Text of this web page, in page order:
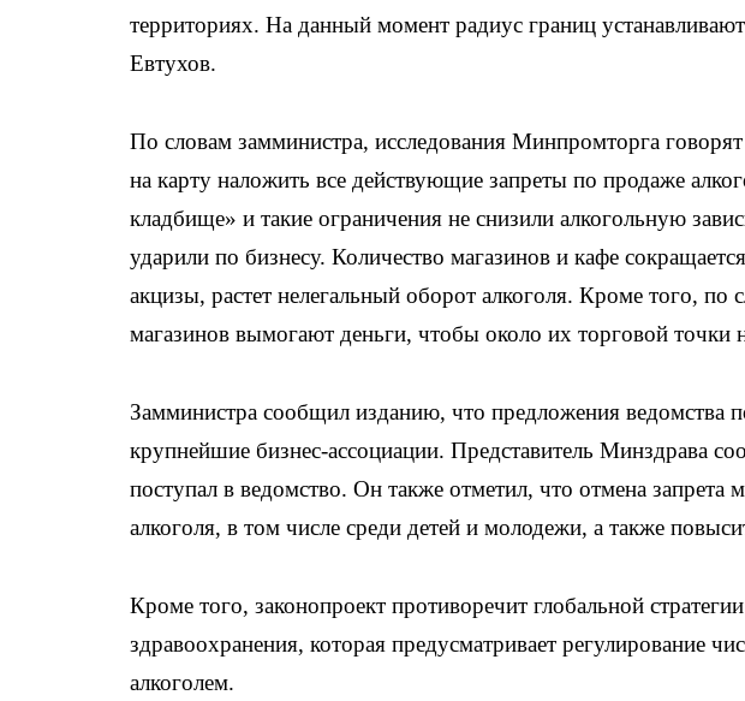
территориях. На данный момент радиус границ
Евтухов.
По словам замминистра, исследования Минпромторга
на карту наложить все действующие запреты по продаже
кладбище» и такие ограничения не снизили алкогольную
ударили по бизнесу. Количество магазинов и кафе
акцизы, растет нелегальный оборот алкоголя. Кроме того, по
магазинов вымогают деньги, чтобы около их торговой точки
Замминистра сообщил изданию, что предложения ведомства
крупнейшие бизнес-ассоциации. Представитель Минздрава
поступал в ведомство. Он также отметил, что отмена запрета
алкоголя, в том числе среди детей и молодежи, а также
Кроме того, законопроект противоречит глобальной
здравоохранения, которая предусматривает регулирование
алкоголем.